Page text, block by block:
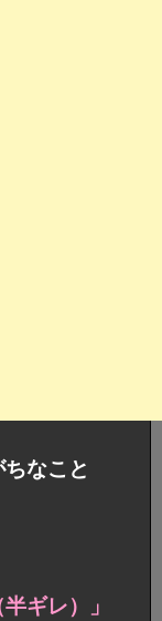
なこと
半ギレ）」